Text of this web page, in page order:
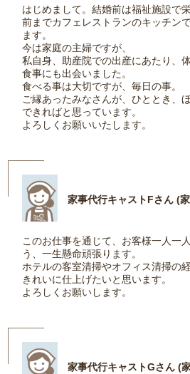
はじめまして。結婚前は福祉施設で
前までカフェレストランのキッチン
ます。
今は家庭の主婦ですが、
私自身、助産院での出産にあたり、
食事にも出会いました。
食べる事は大切ですが、毎日の事。
ご縁あったみなさんが、ひととき、
できればと思っています。
よろしくお願いいたします。
家事代行キャストFさん (
このお仕事を通じて、お客様一人一
う、一生懸命頑張ります。
ホテルの客室清掃やオフィス清掃の
きれいに仕上げたいと思います。
よろしくお願いします。
家事代行キャストGさん (